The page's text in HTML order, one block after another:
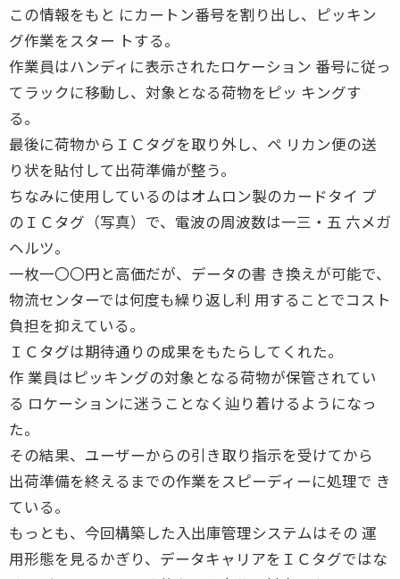
この情報をもと にカートン番号を割り出し、ピッキン
グ作業をスター トする。
作業員はハンディに表示されたロケーション 番号に従っ
てラックに移動し、対象となる荷物をピッ キングす
る。
最後に荷物からＩＣタグを取り外し、ペ リカン便の送
り状を貼付して出荷準備が整う。
ちなみに使用しているのはオムロン製のカードタイ プ
のＩＣタグ（写真）で、電波の周波数は一三・五 六メガ
ヘルツ。
一枚一〇〇円と高価だが、データの書 き換えが可能で、
物流センターでは何度も繰り返し利 用することでコスト
負担を抑えている。
ＩＣタグは期待通りの成果をもたらしてくれた。
作 業員はピッキングの対象となる荷物が保管されてい
る ロケーションに迷うことなく辿り着けるようになっ
た。
その結果、ユーザーからの引き取り指示を受けてから
出荷準備を終えるまでの作業をスピーディーに処理で き
ている。
もっとも、今回構築した入出庫管理システムはその 運
用形態を見るかぎり、データキャリアをＩＣタグではな